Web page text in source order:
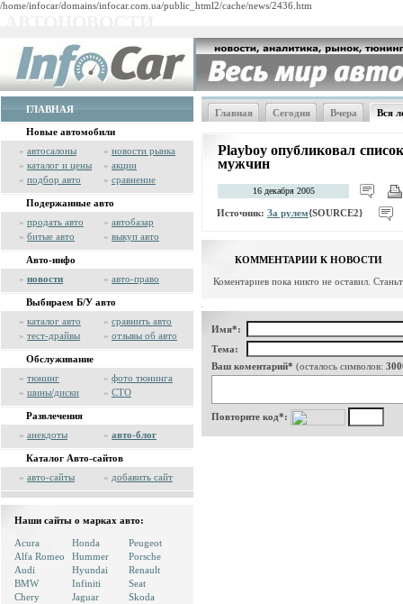
/home/infocar/domains/infocar.com.ua/public_html2/cache/news/2436.htm
ГЛАВНАЯ
Новые автомобили
» автосалоны » новости рынка
» каталог и цены » акции
» подбор авто » сравнение
Подержанные авто
» продать авто » автобазар
» битые авто » выкуп авто
Авто-инфо
» новости » авто-право
Выбираем Б/У авто
» каталог авто » сравнить авто
» тест-драйвы » отзывы об авто
Обслуживание
» тюнинг » фото тюнинга
» шины/диски » СТО
Развлечения
» анекдоты » авто-блог
Каталог Авто-сайтов
» авто-сайты » добавить сайт
Наши сайты о марках авто:
Acura
Alfa Romeo
Audi
BMW
Chery
Honda
Hummer
Hyundai
Infiniti
Jaguar
Peugeot
Porsche
Renault
Seat
Skoda
Главная Сегодня Вчера Вся
Playboy опубликовал
мужчин
16 декабря 2005
Источник: За рулем{SOURCE2}
КОММЕНТАРИИ К НОВОСТИ
Коментариев пока никто не оставил.
Имя*:
Тема:
Ваш коментарий* (осталось символов:
Повторите код*: